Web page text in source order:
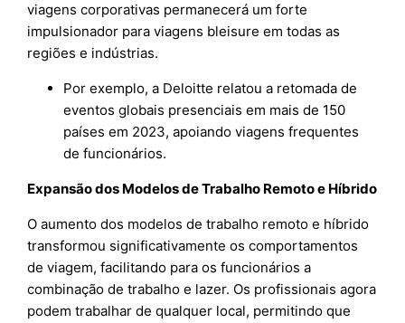
viagens corporativas permanecerá um forte
impulsionador para viagens bleisure em todas as
regiões e indústrias.
Por exemplo, a Deloitte relatou a retomada de
eventos globais presenciais em mais de 150
países em 2023, apoiando viagens frequentes
de funcionários.
Expansão dos Modelos de Trabalho Remoto e Híbrido
O aumento dos modelos de trabalho remoto e híbrido
transformou significativamente os comportamentos
de viagem, facilitando para os funcionários a
combinação de trabalho e lazer. Os profissionais agora
podem trabalhar de qualquer local, permitindo que